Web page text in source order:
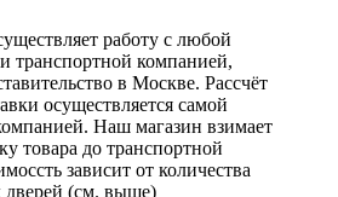
работу с любой
транспортной компанией,
в Москве. Рассчёт
осуществляется самой
Наш магазин взимает
товара до транспортной
зависит от количества
дверей (см. выше)